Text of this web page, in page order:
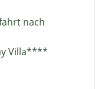
nach
Villa****